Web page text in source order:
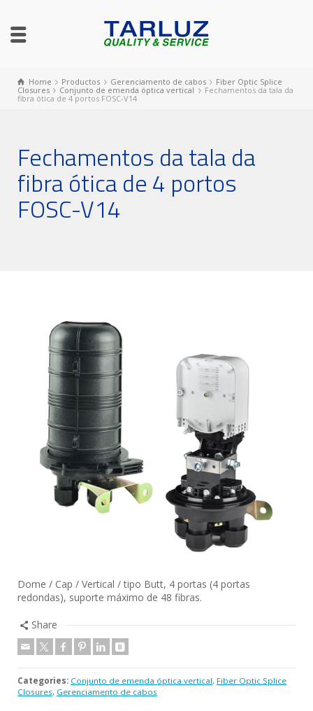
Home Productos Gerenciamento de cabos
Fiber Optic Splice
Closures
Conjunto de emenda óptica vertical
Fechamentos da tala da
fibra ótica de 4 portos FOSC-V14
Fechamentos da tala da
fibra ótica de 4 portos
FOSC-V14
Dome / Cap / Vertical / tipo Butt, 4 portas (4 portas
redondas), suporte máximo de 48 fibras.
Share
Categories: Conjunto de emenda óptica vertical, Fiber Optic Splice
Closures, Gerenciamento de cabos